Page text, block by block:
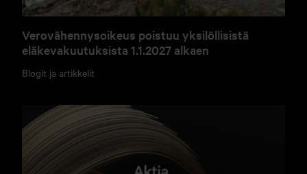
Verovähennysoikeus poistuu yksilöllisistä
eläkevakuutuksista 1.1.2027 alkaen
Blogit ja artikkelit